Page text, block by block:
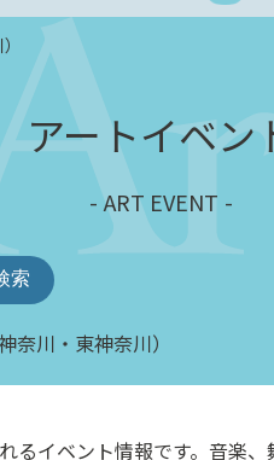
アートイベン
ART EVENT
奈川・東神奈川）
るイベント情報です。音楽